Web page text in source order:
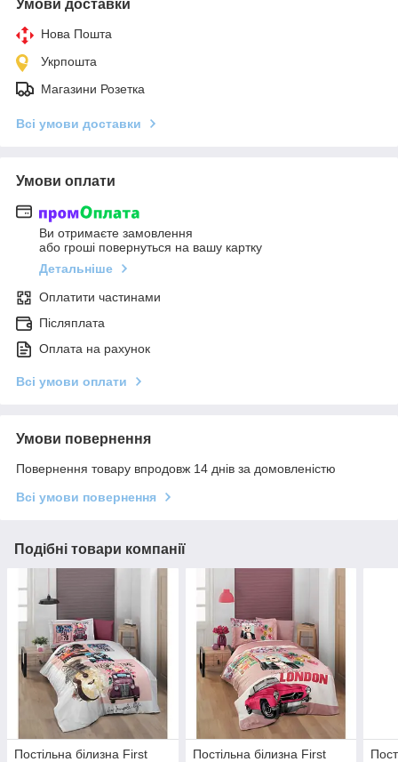
Умови доставки
Нова Пошта
Укрпошта
Магазини Розетка
Всі умови доставки
Умови оплати
Ви отримаєте замовлення
або гроші повернуться на вашу картку
Детальніше
Оплатити частинами
Післяплата
Оплата на рахунок
Всі умови оплати
Умови повернення
Повернення товару впродовж 14 днів за домовленістю
Всі умови повернення
Подібні товари компанії
Постільна білизна First
Постільна білизна First